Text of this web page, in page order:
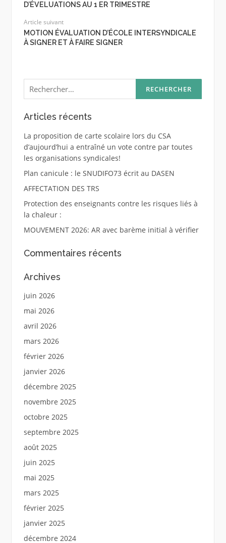
D’ÉVELUATIONS AU 1 ER TRIMESTRE
Article suivant
MOTION ÉVALUATION D’ÉCOLE INTERSYNDICALE
À SIGNER ET À FAIRE SIGNER
Rechercher :
Articles récents
La proposition de carte scolaire lors du CSA
d’aujourd’hui a entraîné un vote contre par toutes
les organisations syndicales!
Plan canicule : le SNUDIFO73 écrit au DASEN
AFFECTATION DES TRS
Protection des enseignants contre les risques liés à
la chaleur :
MOUVEMENT 2026: AR avec barème initial à vérifier
Commentaires récents
Archives
juin 2026
mai 2026
avril 2026
mars 2026
février 2026
janvier 2026
décembre 2025
novembre 2025
octobre 2025
septembre 2025
août 2025
juin 2025
mai 2025
mars 2025
février 2025
janvier 2025
décembre 2024